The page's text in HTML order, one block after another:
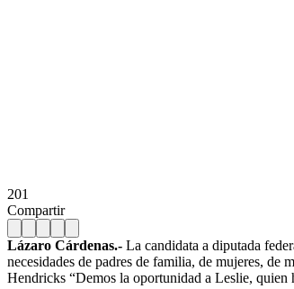
201
Compartir
Lázaro Cárdenas.- La candidata a diputada
necesidades de padres de familia, de mujeres,
Hendricks “Demos la oportunidad a Leslie, quien